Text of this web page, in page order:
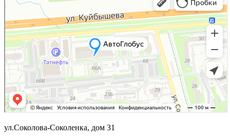
ул.Соколова-Соколенка, дом 31